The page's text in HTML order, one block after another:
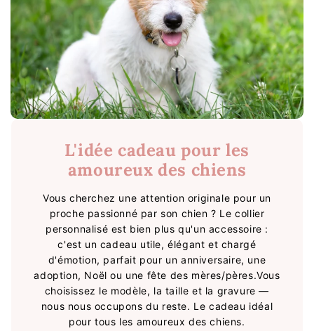
L'idée cadeau pour les
amoureux des chiens
Vous cherchez une attention originale pour un
proche passionné par son chien ? Le collier
personnalisé est bien plus qu'un accessoire :
c'est un cadeau utile, élégant et chargé
d'émotion, parfait pour un anniversaire, une
adoption, Noël ou une fête des mères/pères.Vous
choisissez le modèle, la taille et la gravure —
nous nous occupons du reste. Le cadeau idéal
pour tous les amoureux des chiens.